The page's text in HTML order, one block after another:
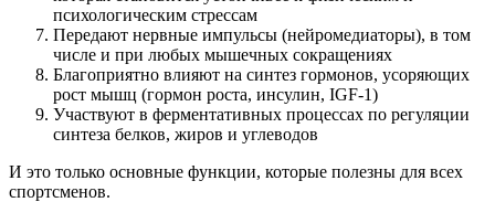
психологическим стрессам
Передают нервные импульсы (нейромедиаторы), в том
числе и при любых мышечных сокращениях
Благоприятно влияют на синтез гормонов, усоряющих
рост мышц (гормон роста, инсулин, IGF-1)
Участвуют в ферментативных процессах по регуляции
синтеза белков, жиров и углеводов
И это только основные функции, которые полезны для всех
спортсменов.